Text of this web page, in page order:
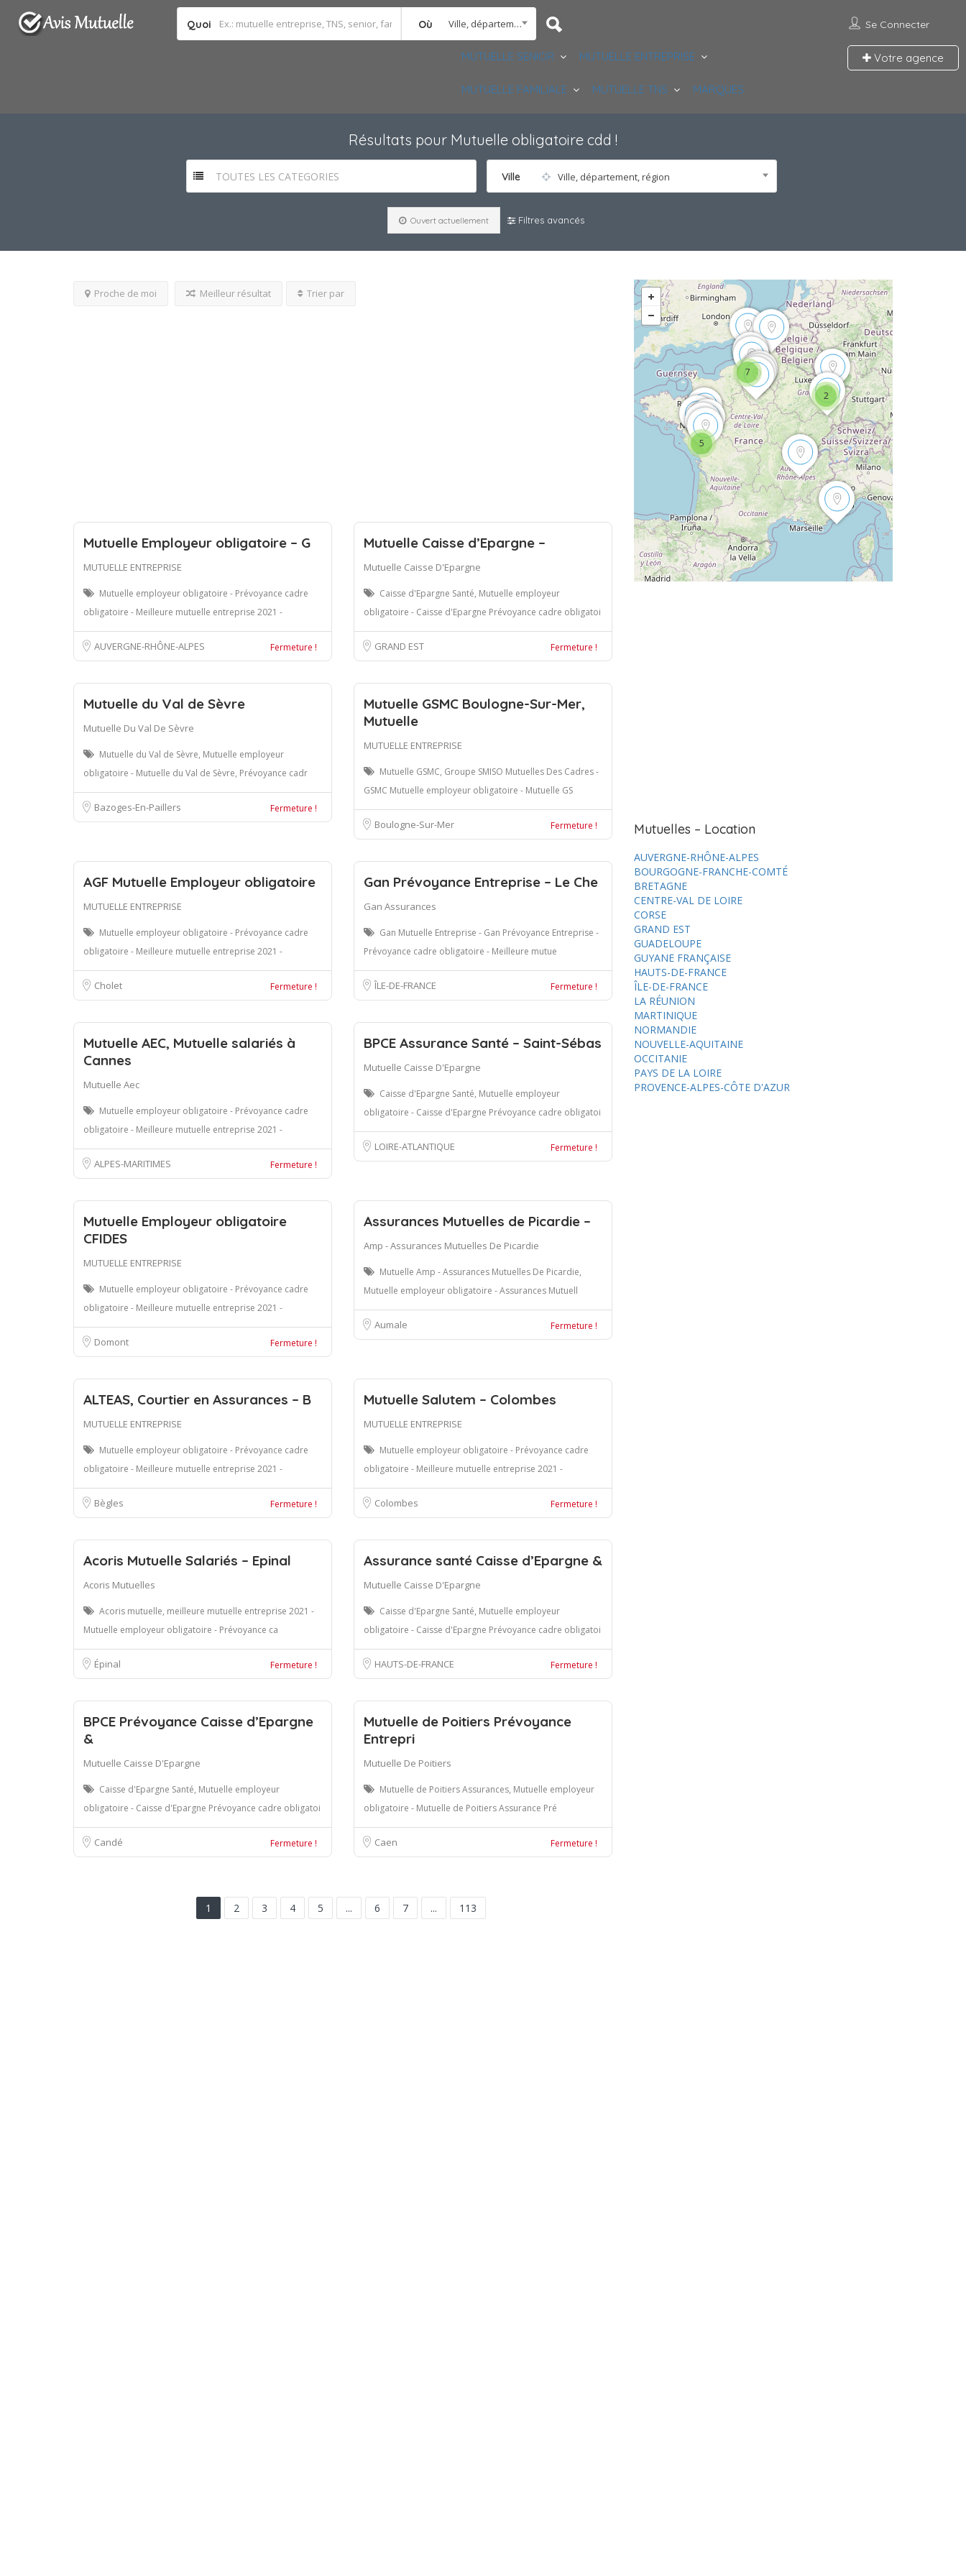
Quoi Où Ville, département, région Se Connecter
Votre agence
MUTUELLE SENIOR MUTUELLE ENTREPRISE
MUTUELLE FAMILIALE MUTUELLE TNS MARQUES
Résultats pour Mutuelle obligatoire cdd !
TOUTES LES CATEGORIES Ville Ville, département, région
Ouvert actuellement Filtres avancés
Proche de moi Meilleur résultat Trier par
Mutuelle Employeur obligatoire – G
MUTUELLE ENTREPRISE
Mutuelle employeur obligatoire - Prévoyance cadre
obligatoire - Meilleure mutuelle entreprise 2021 -
AUVERGNE-RHÔNE-ALPES Fermeture !
Mutuelle Caisse d’Epargne –
Mutuelle Caisse D'Epargne
Caisse d'Epargne Santé, Mutuelle employeur
obligatoire - Caisse d'Epargne Prévoyance cadre obligatoi
GRAND EST Fermeture !
Mutuelle du Val de Sèvre
Mutuelle Du Val De Sèvre
Mutuelle du Val de Sèvre, Mutuelle employeur
obligatoire - Mutuelle du Val de Sèvre, Prévoyance cadr
Bazoges-En-Paillers Fermeture !
Mutuelle GSMC Boulogne-Sur-Mer,
Mutuelle
MUTUELLE ENTREPRISE
Mutuelle GSMC, Groupe SMISO Mutuelles Des Cadres -
GSMC Mutuelle employeur obligatoire - Mutuelle GS
Boulogne-Sur-Mer Fermeture !
AGF Mutuelle Employeur obligatoire
MUTUELLE ENTREPRISE
Mutuelle employeur obligatoire - Prévoyance cadre
obligatoire - Meilleure mutuelle entreprise 2021 -
Cholet Fermeture !
Gan Prévoyance Entreprise – Le Che
Gan Assurances
Gan Mutuelle Entreprise - Gan Prévoyance Entreprise -
Prévoyance cadre obligatoire - Meilleure mutue
ÎLE-DE-FRANCE Fermeture !
Mutuelle AEC, Mutuelle salariés à
Cannes
Mutuelle Aec
Mutuelle employeur obligatoire - Prévoyance cadre
obligatoire - Meilleure mutuelle entreprise 2021 -
ALPES-MARITIMES Fermeture !
BPCE Assurance Santé – Saint-Sébas
Mutuelle Caisse D'Epargne
Caisse d'Epargne Santé, Mutuelle employeur
obligatoire - Caisse d'Epargne Prévoyance cadre obligatoi
LOIRE-ATLANTIQUE Fermeture !
Mutuelle Employeur obligatoire
CFIDES
MUTUELLE ENTREPRISE
Mutuelle employeur obligatoire - Prévoyance cadre
obligatoire - Meilleure mutuelle entreprise 2021 -
Domont Fermeture !
Assurances Mutuelles de Picardie –
Amp - Assurances Mutuelles De Picardie
Mutuelle Amp - Assurances Mutuelles De Picardie,
Mutuelle employeur obligatoire - Assurances Mutuell
Aumale Fermeture !
ALTEAS, Courtier en Assurances – B
MUTUELLE ENTREPRISE
Mutuelle employeur obligatoire - Prévoyance cadre
obligatoire - Meilleure mutuelle entreprise 2021 -
Bègles Fermeture !
Mutuelle Salutem – Colombes
MUTUELLE ENTREPRISE
Mutuelle employeur obligatoire - Prévoyance cadre
obligatoire - Meilleure mutuelle entreprise 2021 -
Colombes Fermeture !
Acoris Mutuelle Salariés – Epinal
Acoris Mutuelles
Acoris mutuelle, meilleure mutuelle entreprise 2021 -
Mutuelle employeur obligatoire - Prévoyance ca
Épinal Fermeture !
Assurance santé Caisse d’Epargne &
Mutuelle Caisse D'Epargne
Caisse d'Epargne Santé, Mutuelle employeur
obligatoire - Caisse d'Epargne Prévoyance cadre obligatoi
HAUTS-DE-FRANCE Fermeture !
BPCE Prévoyance Caisse d’Epargne
&
Mutuelle Caisse D'Epargne
Caisse d'Epargne Santé, Mutuelle employeur
obligatoire - Caisse d'Epargne Prévoyance cadre obligatoi
Candé Fermeture !
Mutuelle de Poitiers Prévoyance
Entrepri
Mutuelle De Poitiers
Mutuelle de Poitiers Assurances, Mutuelle employeur
obligatoire - Mutuelle de Poitiers Assurance Pré
Caen Fermeture !
1 2 3 4 5 ... 6 7 ... 113
7
2
5
Mutuelles – Location
AUVERGNE-RHÔNE-ALPES
BOURGOGNE-FRANCHE-COMTÉ
BRETAGNE
CENTRE-VAL DE LOIRE
CORSE
GRAND EST
GUADELOUPE
GUYANE FRANÇAISE
HAUTS-DE-FRANCE
ÎLE-DE-FRANCE
LA RÉUNION
MARTINIQUE
NORMANDIE
NOUVELLE-AQUITAINE
OCCITANIE
PAYS DE LA LOIRE
PROVENCE-ALPES-CÔTE D'AZUR